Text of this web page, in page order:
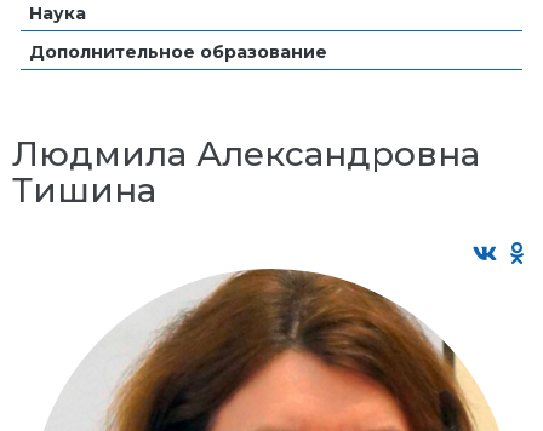
Наука
Дополнительное образование
Людмила Александровна
Тишина